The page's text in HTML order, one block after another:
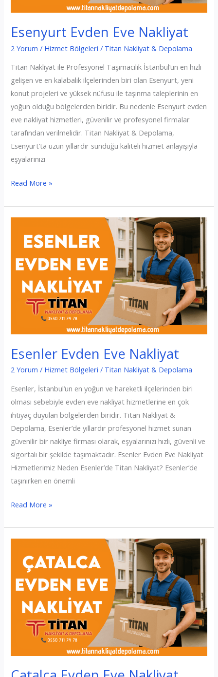
Esenyurt Evden Eve Nakliyat
2 Yorum / Hizmet Bölgeleri / Titan Nakliyat & Depolama
Titan Nakliyat ile Profesyonel Taşımacılık İstanbul’un en hızlı
gelişen ve en kalabalık ilçelerinden biri olan Esenyurt, yeni
konut projeleri ve yüksek nüfusu ile taşınma taleplerinin en
yoğun olduğu bölgelerden biridir. Bu nedenle Esenyurt evden
eve nakliyat hizmetleri, güvenilir ve profesyonel firmalar
tarafından verilmelidir. Titan Nakliyat & Depolama,
Esenyurt’ta uzun yıllardır sunduğu kaliteli hizmet anlayışıyla
eşyalarınızı
Esenyurt
Eve
Read More »
Esenler Evden Eve Nakliyat
2 Yorum / Hizmet Bölgeleri / Titan Nakliyat & Depolama
Esenler, İstanbul’un en yoğun ve hareketli ilçelerinden biri
olması sebebiyle evden eve nakliyat hizmetlerine en çok
ihtiyaç duyulan bölgelerden biridir. Titan Nakliyat &
Depolama, Esenler’de yıllardır profesyonel hizmet sunan
güvenilir bir nakliye firması olarak, eşyalarınızı hızlı, güvenli ve
sigortalı bir şekilde taşımaktadır. Esenler Evden Eve Nakliyat
Hizmetlerimiz Neden Esenler’de Titan Nakliyat? Esenler’de
taşınırken en önemli
Esenler
Eve
Read More »